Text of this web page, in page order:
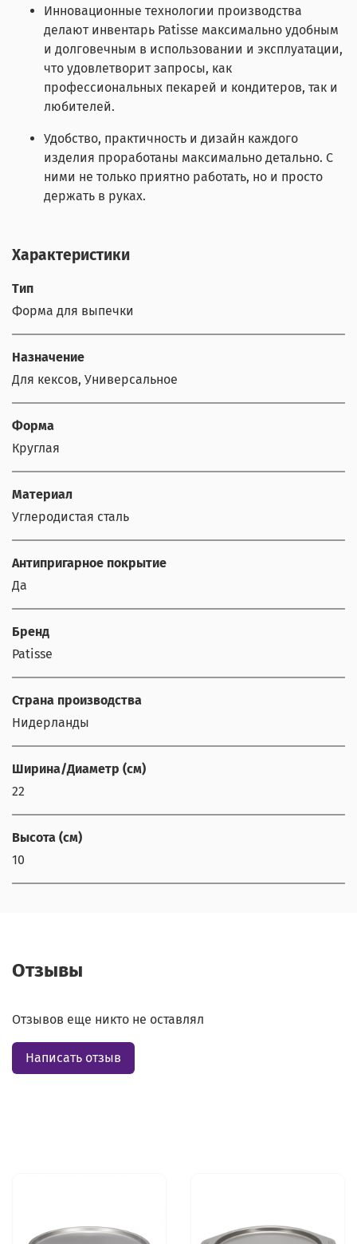
Инновационные технологии производства
делают инвентарь Patisse максимально удобным
и долговечным в использовании и эксплуатации,
что удовлетворит запросы, как
профессиональных пекарей и кондитеров, так и
любителей.
Удобство, практичность и дизайн каждого
изделия проработаны максимально детально. С
ними не только приятно работать, но и просто
держать в руках.
Характеристики
Тип
Форма для выпечки
Назначение
Для кексов, Универсальное
Форма
Круглая
Материал
Углеродистая сталь
Антипригарное покрытие
Да
Бренд
Patisse
Страна производства
Нидерланды
Ширина/Диаметр (см)
22
Высота (см)
10
Отзывы
Отзывов еще никто не оставлял
Написать отзыв